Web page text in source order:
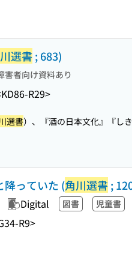
選書 ; 683)
害者向け資料あり
R29>
選書）、『酒の日本文化』『し
降っていた (角川選書 ;
Digital 図書 児童書
R9>